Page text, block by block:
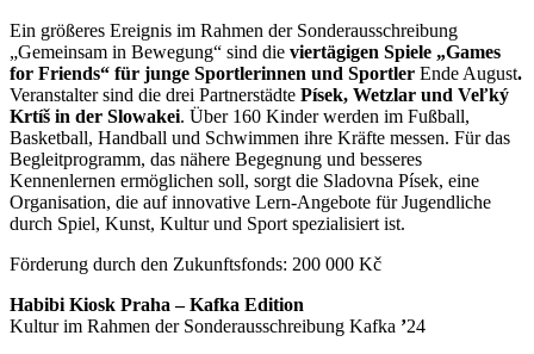
Ein größeres Ereignis im Rahmen der Sonderausschreibung
„Gemeinsam in Bewegung“ sind die viertägigen Spiele „Games
for Friends“ für junge Sportlerinnen und Sportler Ende August.
Veranstalter sind die drei Partnerstädte Písek, Wetzlar und Veľký
Krtíš in der Slowakei. Über 160 Kinder werden im Fußball,
Basketball, Handball und Schwimmen ihre Kräfte messen. Für das
Begleitprogramm, das nähere Begegnung und besseres
Kennenlernen ermöglichen soll, sorgt die Sladovna Písek, eine
Organisation, die auf innovative Lern-Angebote für Jugendliche
durch Spiel, Kunst, Kultur und Sport spezialisiert ist.
Förderung durch den Zukunftsfonds: 200 000 Kč
Habibi Kiosk Praha – Kafka Edition
Kultur im Rahmen der Sonderausschreibung Kafka ’24